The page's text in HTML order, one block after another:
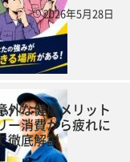
2026年5月28日
外な健康メリット
ー消費から疲れに
徹底解説